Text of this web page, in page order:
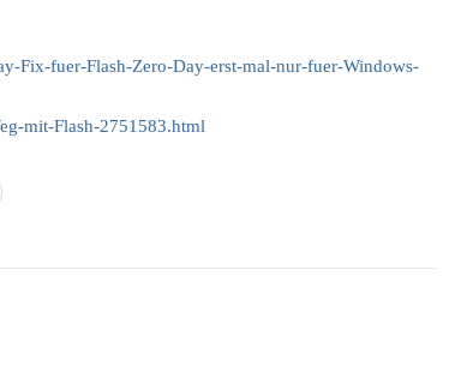
Fix-fuer-Flash-Zero-Day-erst-mal-nur-fuer-Windows-
mit-Flash-2751583.html